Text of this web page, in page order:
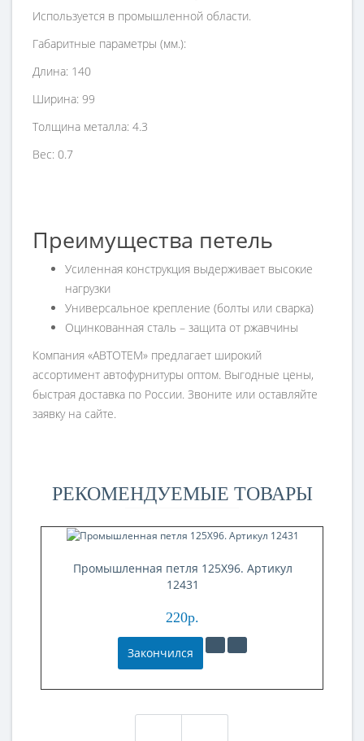
Используется в промышленной области.
Габаритные параметры (мм.):
Длина: 140
Ширина: 99
Толщина металла: 4.3
Вес: 0.7
Преимущества петель
Усиленная конструкция выдерживает высокие
нагрузки
Универсальное крепление (болты или сварка)
Оцинкованная сталь – защита от ржавчины
Компания «АВТОТЕМ» предлагает широкий
ассортимент автофурнитуры оптом. Выгодные цены,
быстрая доставка по России. Звоните или оставляйте
заявку на сайте.
РЕКОМЕНДУЕМЫЕ ТОВАРЫ
Промышленная петля 125X96. Артикул
12431
220р.
Закончился